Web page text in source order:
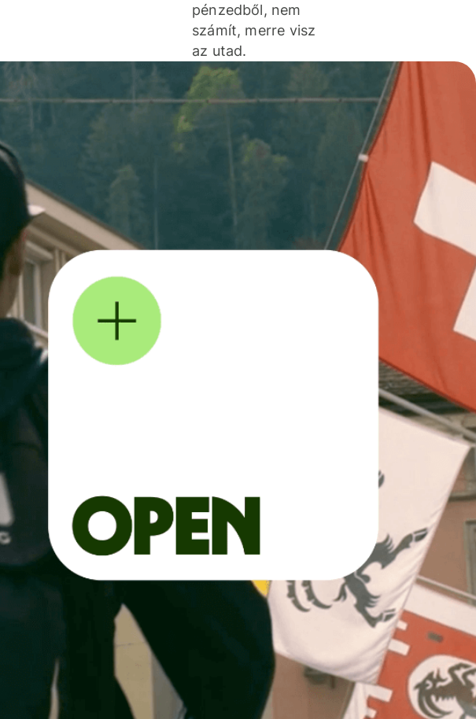
pénzedből, nem
számít, merre visz
az utad.